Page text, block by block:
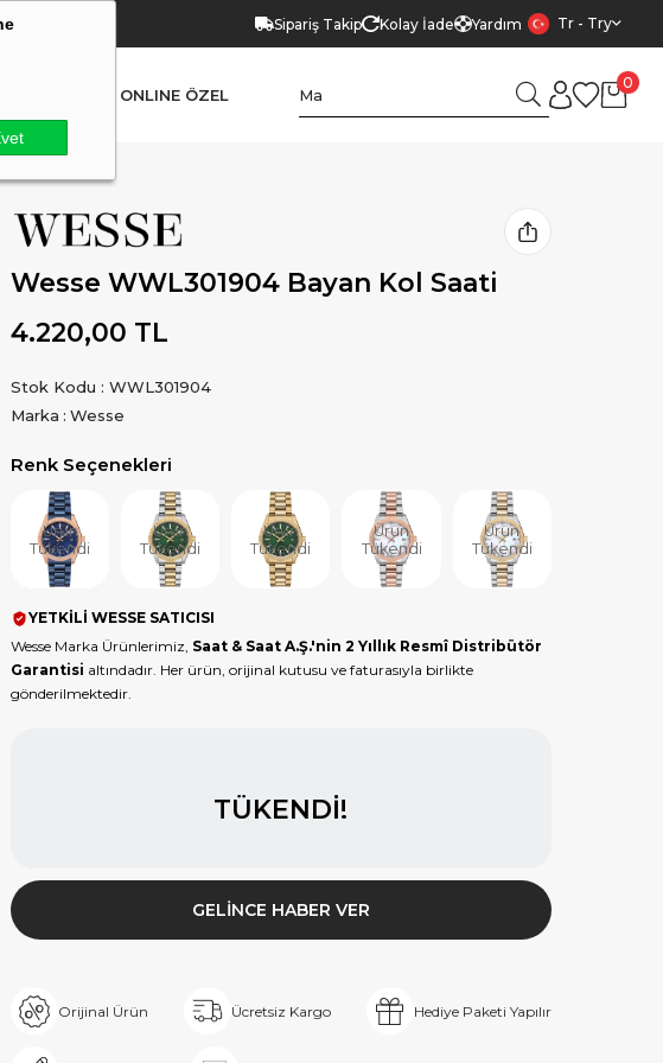
Sipariş Takip Kolay İade Yardım Tr - Try
ONLINE ÖZEL
0
Wesse WWL301904 Bayan Kol Saati
4.220,00 TL
Stok Kodu
WWL301904
Marka : Wesse
Renk Seçenekleri
Ürün
Tükendi
Ürün
Tükendi
Ürün
Tükendi
Ürün
Tükendi
Ürün
Tükendi
YETKİLİ WESSE SATICISI
Wesse Marka Ürünlerimiz, Saat & Saat A.Ş.'nin 2 Yıllık Resmî Distribütör
Garantisi altındadır. Her ürün, orijinal kutusu ve faturasıyla birlikte
gönderilmektedir.
TÜKENDI!
GELINCE HABER VER
Orijinal Ürün Ücretsiz Kargo Hediye Paketi Yapılır